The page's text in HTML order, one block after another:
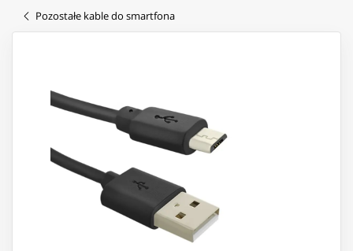
Pozostałe kable do smartfona